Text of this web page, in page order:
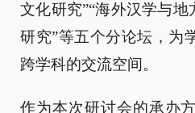
文化研究”“海外汉学与地
研究”等五个分论坛，为
跨学科的交流空间。
作为本次研讨会的承办